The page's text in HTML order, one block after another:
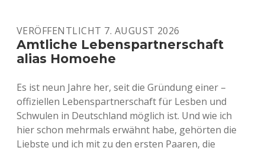
VERÖFFENTLICHT 7. AUGUST 2026
Amtliche Lebenspartnerschaft
alias Homoehe
Es ist neun Jahre her, seit die Gründung einer –
offiziellen Lebenspartnerschaft für Lesben und
Schwulen in Deutschland möglich ist. Und wie ich
hier schon mehrmals erwähnt habe, gehörten die
Liebste und ich mit zu den ersten Paaren, die